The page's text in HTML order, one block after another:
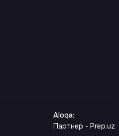
Aloqa:
Партнер - Prep.uz